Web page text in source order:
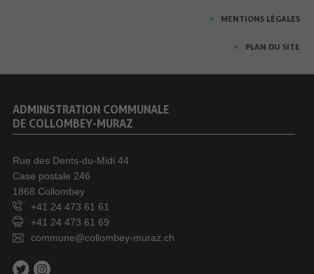
MENTIONS LÉGALES
PLAN DU SITE
ADMINISTRATION COMMUNALE
DE COLLOMBEY-MURAZ
Rue des Dents-du-Midi 44
Case postale 246
1868 Collombey
+41 24 473 61 61
+41 24 473 61 69
commune@collombey-muraz.ch